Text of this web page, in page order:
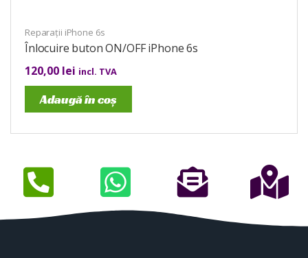
Reparații iPhone 6s
Înlocuire buton ON/OFF iPhone 6s
120,00 lei incl. TVA
Adaugă în coș